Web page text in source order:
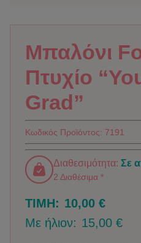
Μπαλόνι
Πτυχίο
Grad”
Κωδικός Προϊόντος: 7191
Διαθεσιμότητα: Σε
2 Διαθέσιμα *
ΤΙΜΗ: 10,00 €
Με ήλιον: 15,00 €